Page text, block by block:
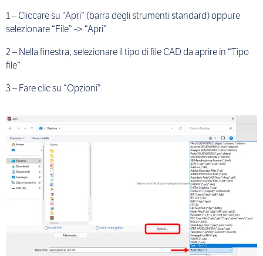
1 – Cliccare su “Apri” (barra degli strumenti standard) oppure
selezionare “File” -> “Apri”
2 – Nella finestra, selezionare il tipo di file CAD da aprire in “Tipo
file”
3 – Fare clic su “Opzioni”